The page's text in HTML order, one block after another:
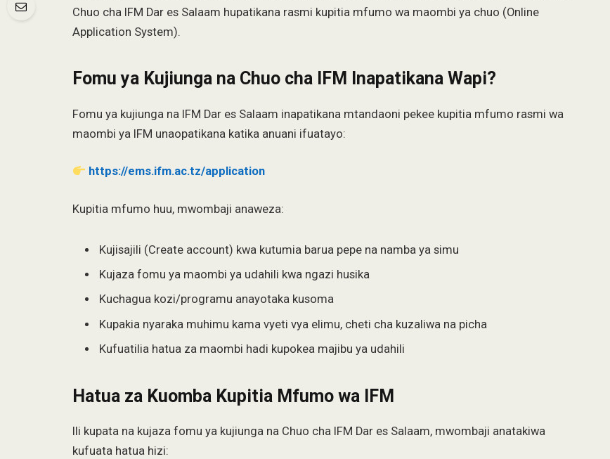
Chuo cha IFM Dar es Salaam hupatikana rasmi kupitia mfumo wa maombi ya chuo (Online
Application System).
Fomu ya Kujiunga na Chuo cha IFM Inapatikana Wapi?
Fomu ya kujiunga na IFM Dar es Salaam inapatikana mtandaoni pekee kupitia mfumo rasmi wa
maombi ya IFM unaopatikana katika anuani ifuatayo:
https://ems.ifm.ac.tz/application
Kupitia mfumo huu, mwombaji anaweza:
Kujisajili (Create account) kwa kutumia barua pepe na namba ya simu
Kujaza fomu ya maombi ya udahili kwa ngazi husika
Kuchagua kozi/programu anayotaka kusoma
Kupakia nyaraka muhimu kama vyeti vya elimu, cheti cha kuzaliwa na picha
Kufuatilia hatua za maombi hadi kupokea majibu ya udahili
Hatua za Kuomba Kupitia Mfumo wa IFM
Ili kupata na kujaza fomu ya kujiunga na Chuo cha IFM Dar es Salaam, mwombaji anatakiwa
kufuata hatua hizi: